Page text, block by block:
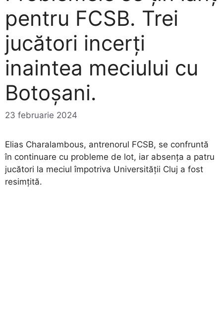
pentru FCSB. Trei
jucători incerți
inaintea meciului cu
Botoșani.
23 februarie 2024
Elias Charalambous, antrenorul FCSB, se confruntă
în continuare cu probleme de lot, iar absența a patru
jucători la meciul împotriva Universității Cluj a fost
resimțită.